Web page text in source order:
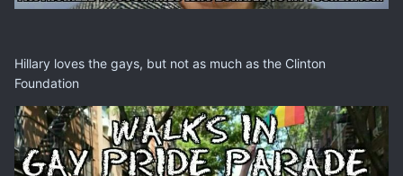
Hillary loves the gays, but not as much as the Clinton
Foundation